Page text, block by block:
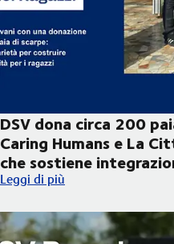
DSV dona circa 200
Caring Humans e La
che sostiene
DSV dona circa 200 paia di
Leggi di più